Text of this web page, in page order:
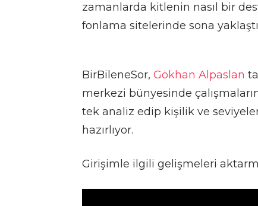
zamanlarda kitlenin nasıl bir
fonlama sitelerinde sona
BirBileneSor, Gökhan Alpaslan
merkezi bünyesinde
tek analiz edip kişilik ve
hazırlıyor.
Girişimle ilgili gelişmeleri